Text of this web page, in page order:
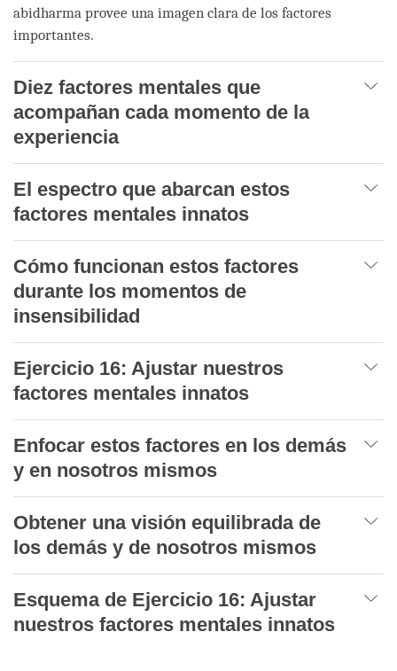
abidharma provee una imagen clara de los factores
importantes.
Diez factores mentales que
acompañan cada momento de la
experiencia
El espectro que abarcan estos
factores mentales innatos
Cómo funcionan estos factores
durante los momentos de
insensibilidad
Ejercicio 16: Ajustar nuestros
factores mentales innatos
Enfocar estos factores en los demás
y en nosotros mismos
Obtener una visión equilibrada de
los demás y de nosotros mismos
Esquema de Ejercicio 16: Ajustar
nuestros factores mentales innatos